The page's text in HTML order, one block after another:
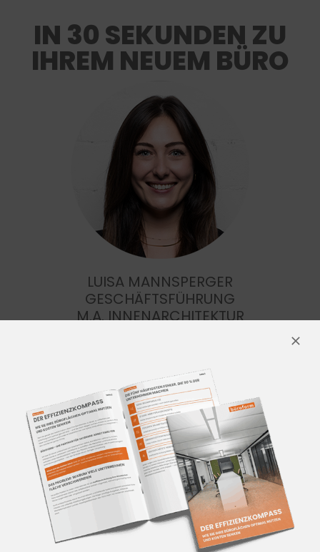
IN 30 SEKUNDEN ZU
IHREM NEUEM BÜRO
LUISA MANNSPERGER
GESCHÄFTSFÜHRUNG
M.A. INNENARCHITEKTUR
VEREINBAREN SIE JETZT
IHREN RÜCKRUFTERMIN
SCHRITT 1/3: KONTAKT